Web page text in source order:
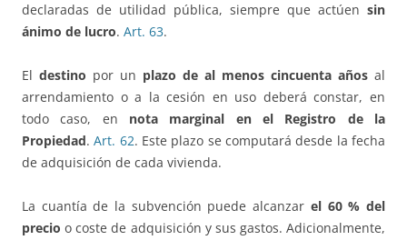
declaradas de utilidad pública, siempre que actúen sin
ánimo de lucro. Art. 63.
El destino por un plazo de al menos cincuenta años al
arrendamiento o a la cesión en uso deberá constar, en
todo caso, en nota marginal en el Registro de la
Propiedad.Art. 62. Este plazo se computará desde la fecha
de adquisición de cada vivienda.
La cuantía de la subvención puede alcanzar el 60 % del
precio o coste de adquisición y sus gastos. Adicionalmente,